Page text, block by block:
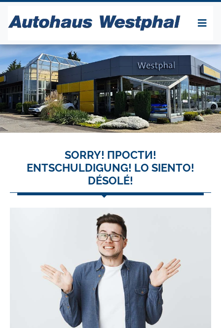
SORRY! ПРОСТИ!
ENTSCHULDIGUNG! LO SIENTO!
DÉSOLÉ!